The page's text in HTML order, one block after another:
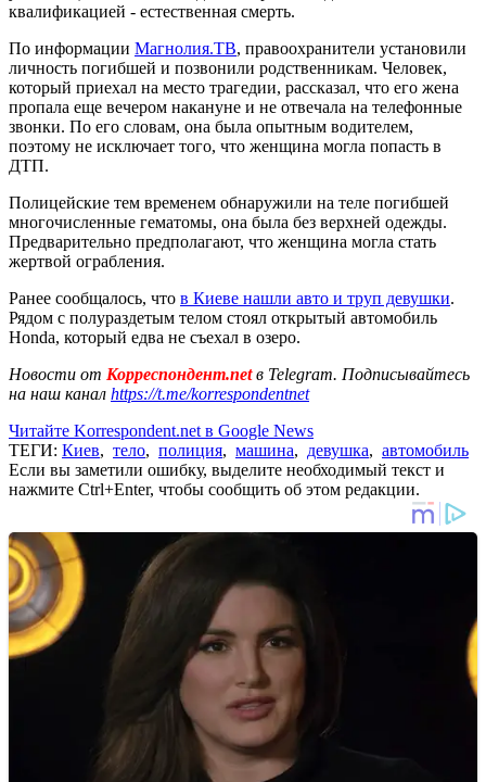
квалификацией - естественная смерть.
По информации Магнолия.ТВ, правоохранители установили
личность погибшей и позвонили родственникам. Человек,
который приехал на место трагедии, рассказал, что его жена
пропала еще вечером накануне и не отвечала на телефонные
звонки. По его словам, она была опытным водителем,
поэтому не исключает того, что женщина могла попасть в
ДТП.
Полицейские тем временем обнаружили на теле погибшей
многочисленные гематомы, она была без верхней одежды.
Предварительно предполагают, что женщина могла стать
жертвой ограбления.
Ранее сообщалось, что в Киеве нашли авто и труп девушки.
Рядом с полураздетым телом стоял открытый автомобиль
Honda, который едва не съехал в озеро.
Новости от Корреспондент.netв Telegram. Подписывайтесь
на наш канал https://t.me/korrespondentnet
Читайте Korrespondent.net в Google News
ТЕГИ: Киев, тело, полиция, машина, девушка, автомобиль
Если вы заметили ошибку, выделите необходимый текст и
нажмите Ctrl+Enter, чтобы сообщить об этом редакции.